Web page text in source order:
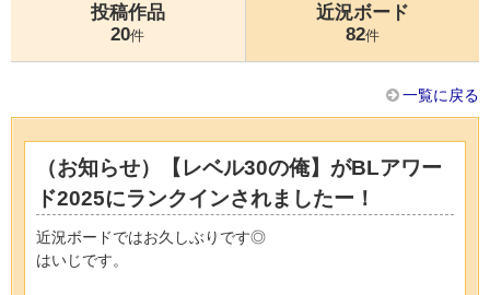
投稿作品
20件
近況ボード
82件
一覧に戻る
（お知らせ）【レベル30の俺】がBLアワー
ド2025にランクインされましたー！
近況ボードではお久しぶりです◎
はいじです。